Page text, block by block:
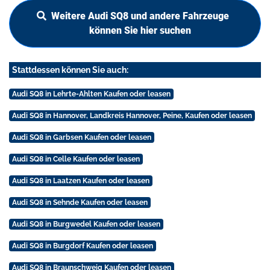
Weitere Audi SQ8 und andere Fahrzeuge
können Sie hier suchen
Stattdessen können Sie auch:
Audi SQ8 in Lehrte-Ahlten Kaufen oder leasen
Audi SQ8 in Hannover, Landkreis Hannover, Peine, Kaufen oder leasen
Audi SQ8 in Garbsen Kaufen oder leasen
Audi SQ8 in Celle Kaufen oder leasen
Audi SQ8 in Laatzen Kaufen oder leasen
Audi SQ8 in Sehnde Kaufen oder leasen
Audi SQ8 in Burgwedel Kaufen oder leasen
Audi SQ8 in Burgdorf Kaufen oder leasen
Audi SQ8 in Braunschweig Kaufen oder leasen